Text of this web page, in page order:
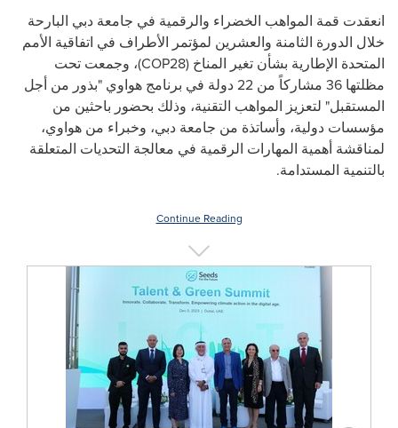
انعقدت قمة المواهب الخضراء والرقمية في جامعة دبي البارحة
خلال الدورة الثامنة والعشرين لمؤتمر الأطراف في اتفاقية الأمم
المتحدة الإطارية بشأن تغير المناخ (COP28)، وجمعت تحت
مظلتها 36 مشاركاً من 22 دولة في برنامج هواوي "بذور من أجل
المستقبل" لتعزيز المواهب التقنية، وذلك بحضور باحثين من
مؤسسات دولية، وأساتذة من جامعة دبي، وخبراء من هواوي،
لمناقشة أهمية المهارات الرقمية في معالجة التحديات المتعلقة
بالتنمية المستدامة.
Continue Reading